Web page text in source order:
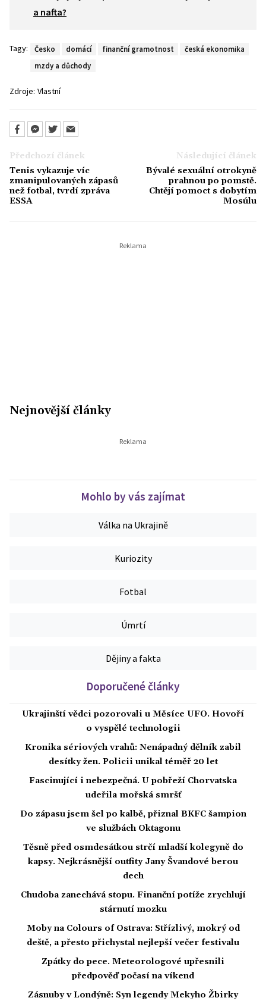
a nafta?
Tagy: Česko domácí finanční gramotnost
česká ekonomika
mzdy a důchody
Zdroje: Vlastní
Předchozí článek
Tenis vykazuje víc
zmanipulovaných zápasů
než fotbal, tvrdí zpráva
ESSA
Následující článek
Bývalé sexuální otrokyně
prahnou po pomstě.
Chtějí pomoct s dobytím
Mosúlu
Nejnovější články
Mohlo by vás zajímat
Válka na Ukrajině
Kuriozity
Fotbal
Úmrtí
Dějiny a fakta
Doporučené články
Ukrajinští vědci pozorovali u Měsíce UFO. Hovoří
o vyspělé technologii
Kronika sériových vrahů: Nenápadný dělník zabil
desítky žen. Policii unikal téměř 20 let
Fascinující i nebezpečná. U pobřeží Chorvatska
udeřila mořská smršť
Do zápasu jsem šel po kalbě, přiznal BKFC šampion
ve službách Oktagonu
Těsně před osmdesátkou strčí mladší kolegyně do
kapsy. Nejkrásnější outfity Jany Švandové berou
dech
Chudoba zanechává stopu. Finanční potíže zrychlují
stárnutí mozku
Moby na Colours of Ostrava: Střízlivý, mokrý od
deště, a přesto přichystal nejlepší večer festivalu
Zpátky do pece. Meteorologové upřesnili
předpověď počasí na víkend
Zásnuby v Londýně: Syn legendy Mekyho Žbirky